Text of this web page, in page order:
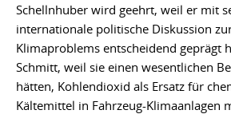
Schellnhuber wird geehrt, weil er mit
internationale politische Diskussion
Klimaproblems entscheidend geprägt
Schmitt, weil sie einen wesentlichen
hätten, Kohlendioxid als Ersatz für
Kältemittel in Fahrzeug-Klimaanlagen